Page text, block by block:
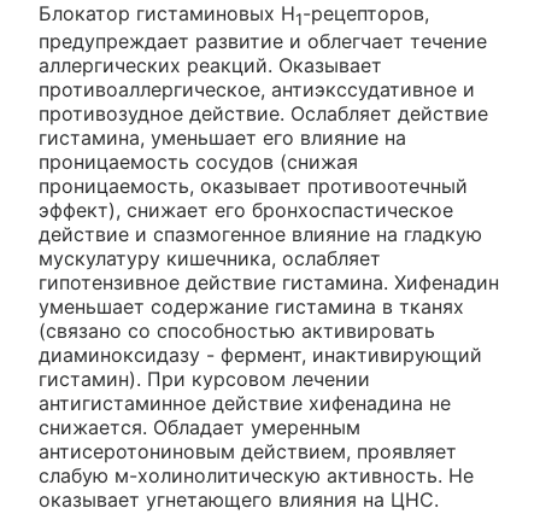
Блокатор гистаминовых H1-рецепторов,
предупреждает развитие и облегчает течение
аллергических реакций. Оказывает
противоаллергическое, антиэкссудативное и
противозудное действие. Ослабляет действие
гистамина, уменьшает его влияние на
проницаемость сосудов (снижая
проницаемость, оказывает противоотечный
эффект), снижает его бронхоспастическое
действие и спазмогенное влияние на гладкую
мускулатуру кишечника, ослабляет
гипотензивное действие гистамина. Хифенадин
уменьшает содержание гистамина в тканях
(связано со способностью активировать
диаминоксидазу - фермент, инактивирующий
гистамин). При курсовом лечении
антигистаминное действие хифенадина не
снижается. Обладает умеренным
антисеротониновым действием, проявляет
слабую м-холинолитическую активность. Не
оказывает угнетающего влияния на ЦНС.